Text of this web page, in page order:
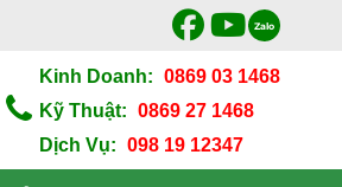
Zalo
Kinh Doanh: 0869 03 1468
Kỹ Thuật: 0869 27 1468
Dịch Vụ: 098 19 12347